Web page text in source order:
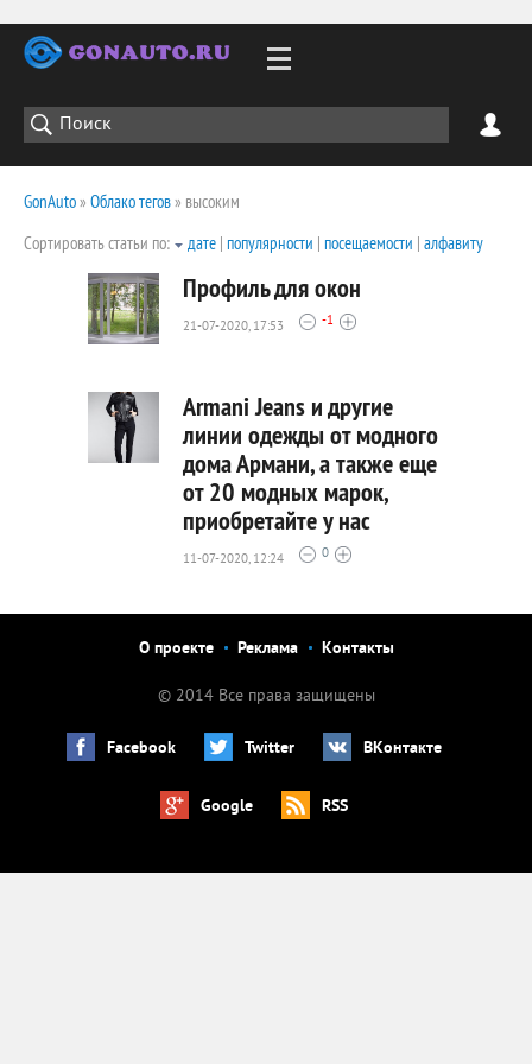
GonAuto» Облако тегов» высоким
Сортировать статьи по:
дате | популярности | посещаемости | алфавиту
Профиль для окон
21-07-2020, 17:53 -1
Armani Jeans и другие
линии одежды от модного
дома Армани, а также еще
от 20 модных марок,
приобретайте у нас
11-07-2020, 12:24 0
О проекте Реклама Контакты
© 2014 Все права защищены
Facebook Twitter ВКонтакте
Google RSS